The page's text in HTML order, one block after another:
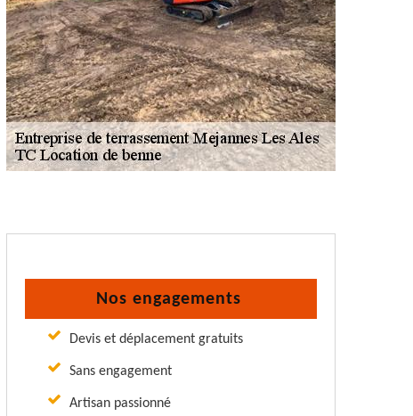
Nos engagements
Devis et déplacement gratuits
Sans engagement
Artisan passionné